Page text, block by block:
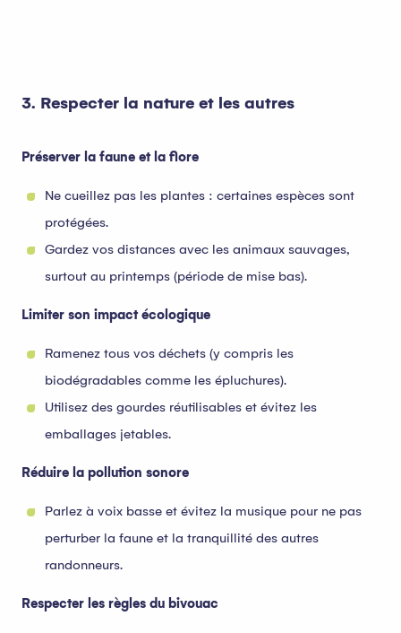
3. Respecter la nature et les autres
Préserver la faune et la flore
Ne cueillez pas les plantes : certaines espèces sont
protégées.
Gardez vos distances avec les animaux sauvages,
surtout au printemps (période de mise bas).
Limiter son impact écologique
Ramenez tous vos déchets (y compris les
biodégradables comme les épluchures).
Utilisez des gourdes réutilisables et évitez les
emballages jetables.
Réduire la pollution sonore
Parlez à voix basse et évitez la musique pour ne pas
perturber la faune et la tranquillité des autres
randonneurs.
Respecter les règles du bivouac